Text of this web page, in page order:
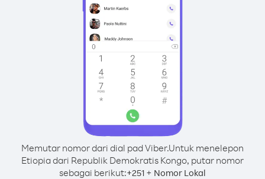
Memutar nomor dari dial pad Viber.Untuk menelepon
Etiopia dari Republik Demokratis Kongo, putar nomor
sebagai berikut:+251 + Nomor Lokal